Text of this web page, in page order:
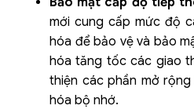
mới cung cấp mức độ
hóa để bảo vệ và bảo
hóa tăng tốc các giao
thiện các phần mở
hóa bộ nhớ.